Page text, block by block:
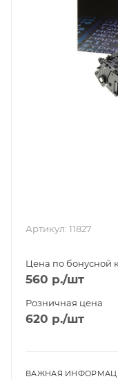
Артикул: 11827
Цена по бонусной
560 р./шт
Розничная цена
620 р./шт
ВАЖНАЯ